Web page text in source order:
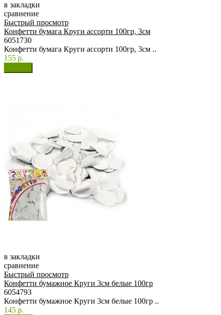
в закладки
сравнение
Быстрый просмотр
Конфетти бумага Круги ассорти 100гр, 3см
6051730
Конфетти бумага Круги ассорти 100гр, 3см ..
155 р.
в закладки
сравнение
Быстрый просмотр
Конфетти бумажное Круги 3см белые 100гр
6054793
Конфетти бумажное Круги 3см белые 100гр ..
145 р.